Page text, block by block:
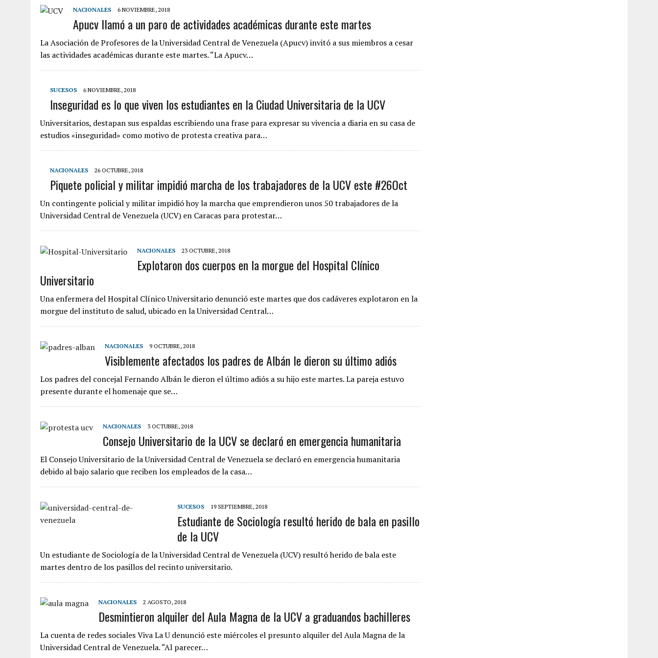
NACIONALES 6 NOVIEMBRE, 2018
Apucv llamó a un paro de actividades académicas durante este martes
La Asociación de Profesores de la Universidad Central de Venezuela (Apucv) invitó a sus miembros a cesar
las actividades académicas durante este martes. “La Apucv…
SUCESOS 6 NOVIEMBRE, 2018
Inseguridad es lo que viven los estudiantes en la Ciudad Universitaria de la UCV
Universitarios, destapan sus espaldas escribiendo una frase para expresar su vivencia a diaria en su casa de
estudios «inseguridad» como motivo de protesta creativa para…
NACIONALES 26 OCTUBRE, 2018
Piquete policial y militar impidió marcha de los trabajadores de la UCV este #26Oct
Un contingente policial y militar impidió hoy la marcha que emprendieron unos 50 trabajadores de la
Universidad Central de Venezuela (UCV) en Caracas para protestar…
NACIONALES 23 OCTUBRE, 2018
Explotaron dos cuerpos en la morgue del Hospital Clínico
Universitario
Una enfermera del Hospital Clínico Universitario denunció este martes que dos cadáveres explotaron en la
morgue del instituto de salud, ubicado en la Universidad Central…
NACIONALES 9 OCTUBRE, 2018
Visiblemente afectados los padres de Albán le dieron su último adiós
Los padres del concejal Fernando Albán le dieron el último adiós a su hijo este martes. La pareja estuvo
presente durante el homenaje que se…
NACIONALES 3 OCTUBRE, 2018
Consejo Universitario de la UCV se declaró en emergencia humanitaria
El Consejo Universitario de la Universidad Central de Venezuela se declaró en emergencia humanitaria
debido al bajo salario que reciben los empleados de la casa…
SUCESOS 19 SEPTIEMBRE, 2018
Estudiante de Sociología resultó herido de bala en pasillo
de la UCV
Un estudiante de Sociología de la Universidad Central de Venezuela (UCV) resultó herido de bala este
martes dentro de los pasillos del recinto universitario.
NACIONALES 2 AGOSTO, 2018
Desmintieron alquiler del Aula Magna de la UCV a graduandos bachilleres
La cuenta de redes sociales Viva La U denunció este miércoles el presunto alquiler del Aula Magna de la
Universidad Central de Venezuela. “Al parecer…